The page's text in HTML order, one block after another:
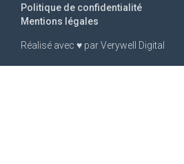
Réalisé avec ♥ parVerywell Digital
Mentions légales
Politique de confidentialité